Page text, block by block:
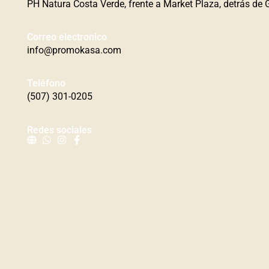
PH Natura Costa Verde, frente a Market Plaza, detrás de
Correo electronico
info@promokasa.com
Teléfono
(507) 301-0205
Redes sociales